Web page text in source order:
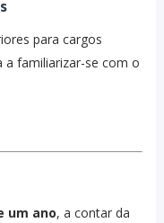
para cargos
a familiarizar-se com o
um ano, a contar da